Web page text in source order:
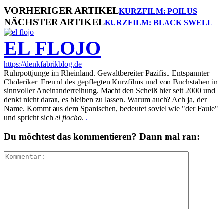
VORHERIGER ARTIKELKURZFILM: POILUS
NÄCHSTER ARTIKELKURZFILM: BLACK SWELL
EL FLOJO
https://denkfabrikblog.de
Ruhrpottjunge im Rheinland. Gewaltbereiter Pazifist. Entspannter
Choleriker. Freund des gepflegten Kurzfilms und von Buchstaben in
sinnvoller Aneinanderreihung. Macht den Scheiß hier seit 2000 und
denkt nicht daran, es bleiben zu lassen. Warum auch? Ach ja, der
Name. Kommt aus dem Spanischen, bedeutet soviel wie "der Faule"
und spricht sich el flocho. .
Du möchtest das kommentieren? Dann mal ran: